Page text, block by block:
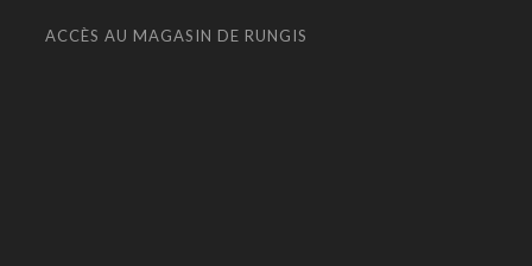
ACCÈS AU MAGASIN DE RUNGIS